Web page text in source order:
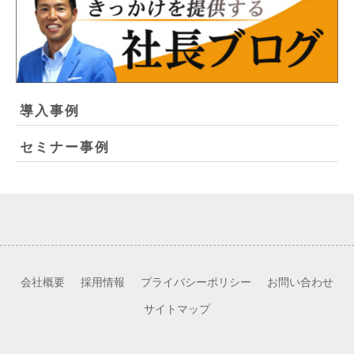
導入事例
セミナー事例
会社概要 採用情報 プライバシーポリシー お問い合わせ
サイトマップ